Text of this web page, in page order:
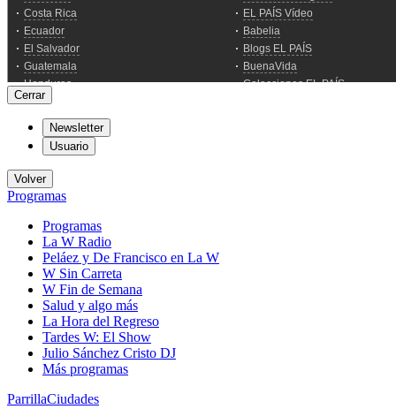
Cerrar
Newsletter
Usuario
Volver
Programas
Programas
La W Radio
Peláez y De Francisco en La W
W Sin Carreta
W Fin de Semana
Salud y algo más
La Hora del Regreso
Tardes W: El Show
Julio Sánchez Cristo DJ
Más programas
ParrillaCiudades